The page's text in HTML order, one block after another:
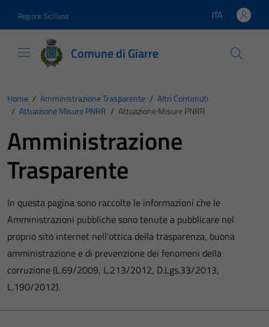
Regione Siciliana Lingua attiva:
ITA
Comune di Giarre
Home / Amministrazione Trasparente / Altri Contenuti
/ Attuazione Misure PNRR / Attuazione Misure PNRR
Amministrazione
Trasparente
In questa pagina sono raccolte le informazioni che le
Amministrazioni pubbliche sono tenute a pubblicare nel
proprio sito internet nell’ottica della trasparenza, buona
amministrazione e di prevenzione dei fenomeni della
corruzione (L.69/2009, L.213/2012, D.Lgs.33/2013,
L.190/2012).